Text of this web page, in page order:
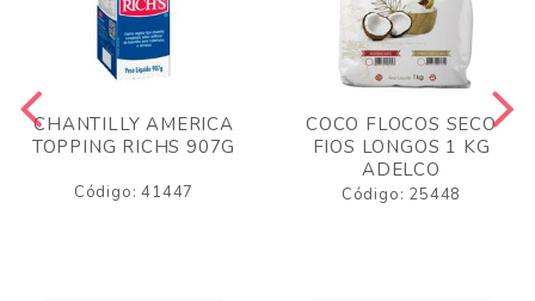
CHANTILLY AMERICA
TOPPING RICHS 907G
Código: 41447
COCO FLOCOS SECO
FIOS LONGOS 1 KG
ADELCO
Código: 25448